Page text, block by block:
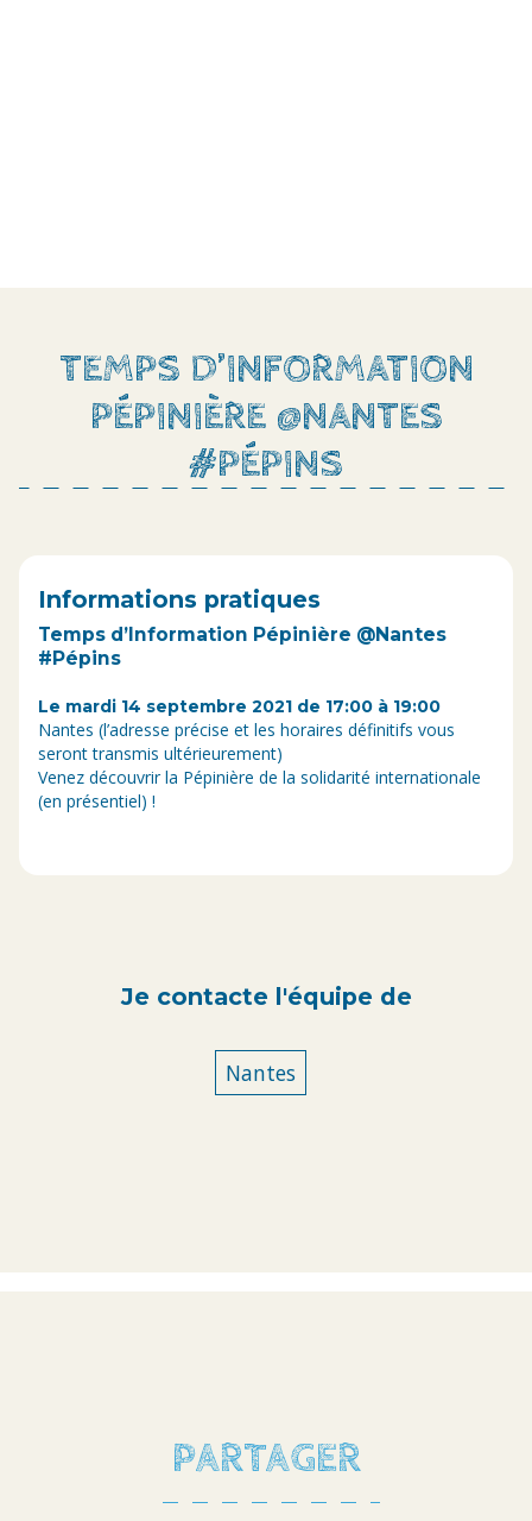
TEMPS D’INFORMATION
PÉPINIÈRE @NANTES
#PÉPINS
Informations pratiques
Temps d’Information Pépinière @Nantes
#Pépins
Le mardi 14 septembre 2021 de 17:00 à 19:00
Nantes (l’adresse précise et les horaires définitifs vous
seront transmis ultérieurement)
Venez découvrir la Pépinière de la solidarité internationale
(en présentiel) !
Je contacte l'équipe de
Nantes
PARTAGER